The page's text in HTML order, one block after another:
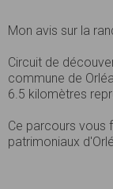
Mon avis sur la
Circuit de
commune de
6.5 kilomètres
Ce parcours vous
patrimoniaux